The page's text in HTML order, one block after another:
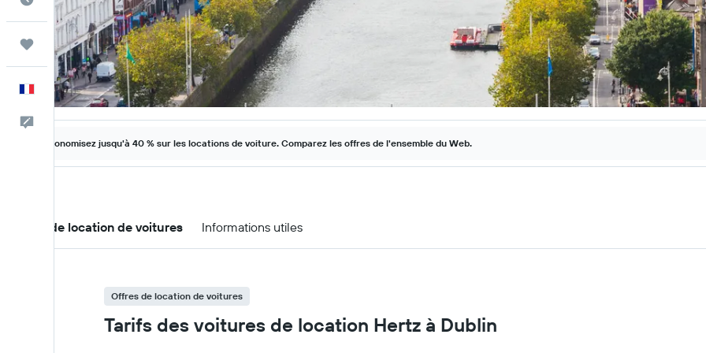
Trips
Français
Commentaires
Économisez jusqu'à 40 % sur les locations de voiture. Comparez les offres de l'ensemble du Web.
Offres de location de voitures Informations utiles
Offres de location de voitures
Tarifs des voitures de location Hertz à Dublin